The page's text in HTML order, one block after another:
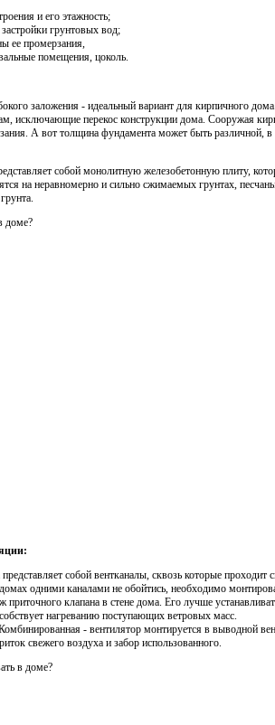
и его этажность;
грунтовых вод;
ее промерзания,
помещения, цоколь.
заложения - идеальный вариант для кирпичного
исключающие перекос конструкции дома. Сооружая
А вот толщина фундамента может быть различной,
собой монолитную железобетонную плиту,
на неравномерно и сильно сжимаемых грунтах,
доме?
собой вентканалы, сквозь которые
одними каналами не обойтись, необходимо
приточного клапана в стене дома. Его лучше
нагреванию поступающих ветровых масс.
- вентилятор монтируется в выводной
свежего воздуха и забор использованного.
в доме?